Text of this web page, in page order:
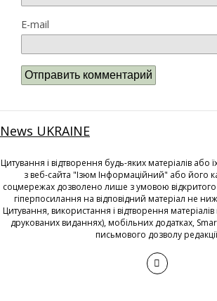
E-mail
News UKRAINE
Цитування і відтворення будь-яких матеріалів або
з веб-сайта "Ізюм Інформаційний" або його
соцмережах дозволено лише з умовою
гіперпосилання на відповідний матеріал не
Цитування, використання і відтворення
друкованих виданнях), мобільних додатках,
письмового дозволу